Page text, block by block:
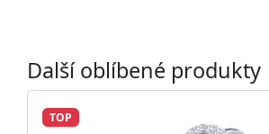
Další oblíbené produkty
TOP